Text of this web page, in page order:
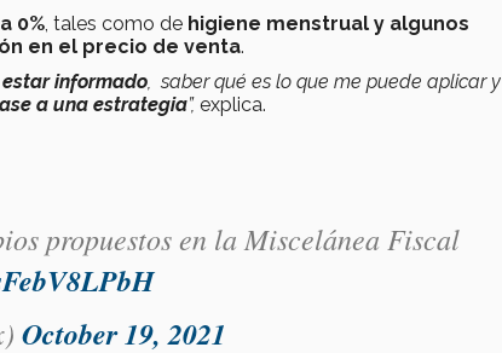
0% , tales como de higiene menstrual y algunos
en el precio de venta.
estar informado , saber qué es lo que me puede aplicar y
a una estrategia”, explica.
propuestos en la Miscelánea Fiscal
October 19, 2021